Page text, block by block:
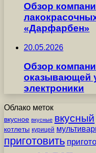
Обзор
«Дарфарбен»
20.05.2026
Обзор
оказывающей
электроники
Облако меток
вкусное вкусные вкусный
котлеты курицей
приготовить